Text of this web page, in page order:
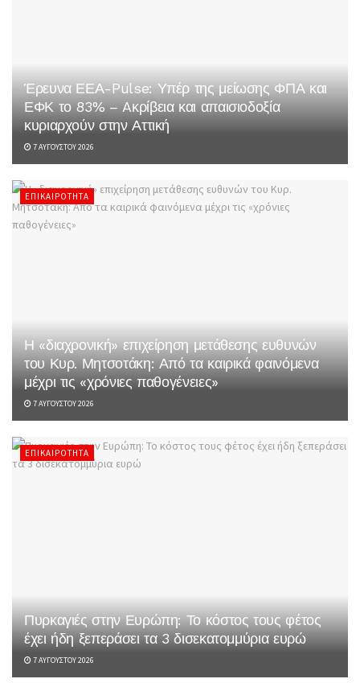
Έρευνα ΕΕΑ-Pulse: Υπέρ της μείωσης ΦΠΑ και
ΕΦΚ το 83% – Aκρίβεια και απαισιοδοξία
κυριαρχούν στην Αττική
7 ΑΥΓΟΎΣΤΟΥ 2026
ΕΠΙΚΑΙΡΌΤΗΤΑ
Η «διαχρονική» επιχείρηση μετάθεσης ευθυνών
του Κυρ. Μητσοτάκη: Από τα καιρικά φαινόμενα
μέχρι τις «χρόνιες παθογένειες»
7 ΑΥΓΟΎΣΤΟΥ 2026
ΕΠΙΚΑΙΡΌΤΗΤΑ
Πυρκαγιές στην Ευρώπη: Το κόστος τους φέτος
έχει ήδη ξεπεράσει τα 3 δισεκατομμύρια ευρώ
7 ΑΥΓΟΎΣΤΟΥ 2026